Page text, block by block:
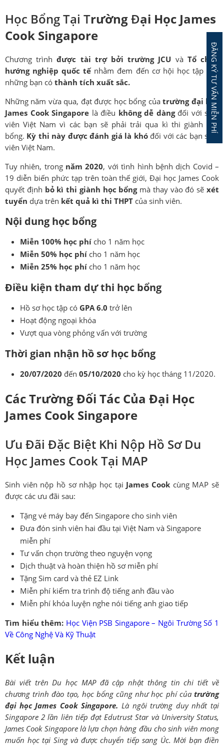
Học Bổng Tại TrườngĐại Học James
Cook Singapore
Chương trình được tài trợ bởi trường JCU và Tổ chức
hướng nghiệp quốc tếnhằm đem đến cơ hội học tập cho
những bạn có thành tích xuất sắc.
Những năm vừa qua, đạt được học bổng củatrường đại học
James Cook Singapore là điều không dễ dàngđối với sinh
viên Việt Nam vì các bạn sẽ phải trải qua kì thi giành học
bổng. Kỳ thi này được đánh giá là khóđối với các bạn sinh
viên Việt Nam.
Tuy nhiên, trong năm 2020, với tình hình bệnh dịch Covid –
19 diễn biến phức tạp trên toàn thế giới, Đại học James Cook
quyết định bỏ kì thi giành học bổngmà thay vào đó sẽxét
tuyển dựa trên kết quả kì thi THPT của sinh viên.
Nội dung học bổng
Miễn 100% học phí cho 1 năm học
Miễn 50% học phí cho 1 năm học
Miễn 25% học phí cho 1 năm học
Điều kiện tham dự thi học bổng
Hồ sơ học tập có GPA 6.0 trở lên
Hoạt động ngoại khóa
Vượt qua vòng phỏng vấn với trường
Thời gian nhận hồ sơ học bổng
20/07/2020 đến 05/10/2020 cho kỳ học tháng 11/2020.
Các Trường Đối Tác Của Đại Học
James Cook Singapore
Ưu Đãi Đặc Biệt Khi Nộp Hồ Sơ Du
Học James Cook Tại MAP
Sinh viên nộp hồ sơ nhập học tại James Cook cùng MAP sẽ
được các ưu đãi sau:
Tặng vé máy bay đến Singapore cho sinh viên
Đưa đón sinh viên hai đầu tại Việt Nam và Singapore
miễn phí
Tư vấn chọn trường theo nguyện vọng
Dịch thuật và hoàn thiện hồ sơ miễn phí
Tặng Sim card và thẻ EZ Link
Miễn phí kiểm tra trình độ tiếng anh đầu vào
Miễn phí khóa luyện nghe nói tiếng anh giao tiếp
Tìm hiểu thêm: Học Viện PSB Singapore – Ngôi Trường Số 1
Về Công Nghệ Và Kỹ Thuật
Kết luận
Bài viết trên Du học MAP đã cập nhật thông tin chi tiết về
chương trình đào tạo, học bổng cũng như học phí củatrường
đại học James Cook Singapore. Là ngôi trường duy nhất tại
Singapore 2 lần liên tiếp đạt Edutrust Star và University Status,
James Cook Singapore là lựa chọn hàng đầu cho sinh viên mong
muốn học tại Sing và được chuyển tiếp sang Úc. Mời bạn điền
ĐĂNG KÝ TƯ VẤN MIỄN PHÍ